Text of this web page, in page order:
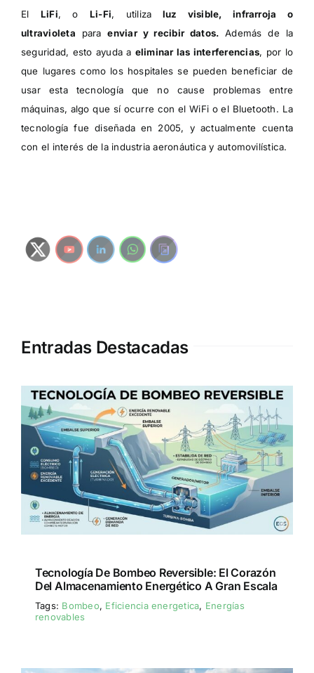
El LiFi, o Li-Fi, utiliza luz visible, infrarroja o
ultravioleta paraenviar y recibir datos. Además de la
seguridad, esto ayuda a eliminar las interferencias, por lo
que lugares como los hospitales se pueden beneficiar de
usar esta tecnología que no cause problemas entre
máquinas, algo que sí ocurre con el WiFi o el Bluetooth. La
tecnología fue diseñada en 2005, y actualmente cuenta
con el interés de la industria aeronáutica y automovilística.
Entradas Destacadas
Tecnología De Bombeo Reversible: El Corazón
Del Almacenamiento Energético A Gran Escala
Tags: Bombeo, Eficiencia energetica, Energías
renovables